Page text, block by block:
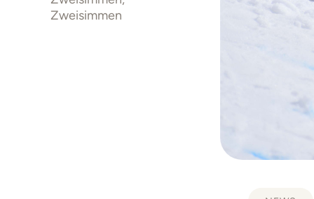
Zweisimmen